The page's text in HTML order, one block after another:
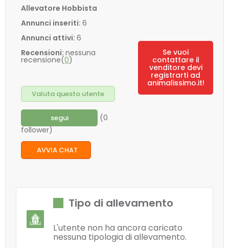
Allevatore Hobbista
Annunci inseriti: 6
Annunci attivi: 6
Recensioni: nessuna
recensione(0)
Valuta questo utente
segui
(0
follower)
AVVIA CHAT
Se vuoi
contattare il
venditore devi
registrarti ad
animalissimo.it!
Tipo di allevamento
L'utente non ha ancora caricato
nessuna tipologia di allevamento.